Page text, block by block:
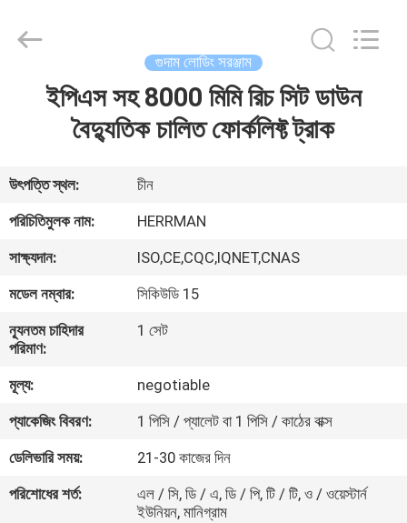
আমাদের
সম্পর্কে
কারখানা
ভ্রমণ
মান
নিয়ন্ত্রণ
যোগাযোগ
Rights
গুদাম লোডিং সরঞ্জাম
ইপিএস সহ 8000 মিমি রিচ সিট ডাউন
বৈদ্যুতিক চালিত ফোর্কলিফ্ট ট্রাক
উৎপত্তি স্থল:
চীন
পরিচিতিমুলক নাম:
HERRMAN
সাক্ষ্যদান:
ISO,CE,CQC,IQNET,CNAS
মডেল নম্বার:
সিকিউডি 15
ন্যূনতম চাহিদার
পরিমাণ:
1 সেট
মূল্য:
negotiable
প্যাকেজিং বিবরণ:
1 পিসি / প্যালেট বা 1 পিসি / কাঠের বাক্স
ডেলিভারি সময়:
21-30 কাজের দিন
পরিশোধের শর্ত:
এল / সি, ডি / এ, ডি / পি, টি / টি, ও / ওয়েস্টার্ন
ইউনিয়ন, মানিগ্রাম